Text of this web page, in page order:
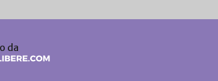
da